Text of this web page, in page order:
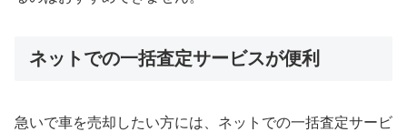
ネットでの一括査定サービスが便利
急いで車を売却したい方には、ネットでの一括査定サービ